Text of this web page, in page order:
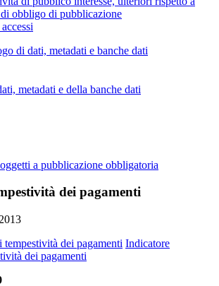
obbligo di pubblicazione
di dati, metadati e banche dati
metadati e della banche dati
a pubblicazione obbligatoria
dei pagamenti
dei pagamenti Indicatore
dei pagamenti